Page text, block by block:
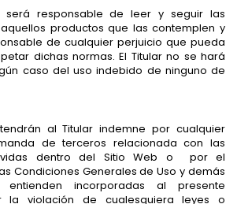
será responsable de leer y seguir las
productos que las contemplen y
de cualquier perjuicio que pueda
dichas normas. El Titular no se hará
caso del uso indebido de ninguno de
al Titular indemne por cualquier
de terceros relacionada con las
dentro del Sitio Web o por el
Condiciones Generales de Uso y demás
incorporadas al presente
la violación de cualesquiera leyes o